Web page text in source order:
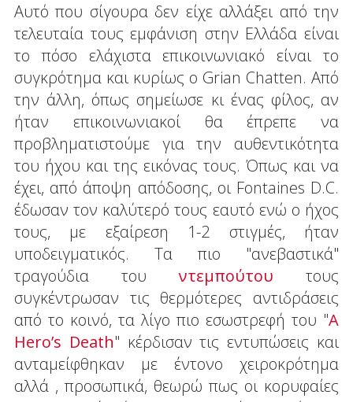
Αυτό που σίγουρα δεν είχε αλλάξει από την
τελευταία τους εμφάνιση στην Ελλάδα είναι
το πόσο ελάχιστα επικοινωνιακό είναι το
συγκρότημα και κυρίως ο Grian Chatten. Από
την άλλη, όπως σημείωσε κι ένας φίλος, αν
ήταν επικοινωνιακοί θα έπρεπε να
προβληματιστούμε για την αυθεντικότητα
του ήχου και της εικόνας τους. Όπως και να
έχει, από άποψη απόδοσης, οι Fontaines D.C.
έδωσαν τον καλύτερό τους εαυτό ενώ ο ήχος
τους, με εξαίρεση 1-2 στιγμές, ήταν
υποδειγματικός. Τα πιο "ανεβαστικά"
τραγούδια τουντεμπούτου τους
συγκέντρωσαν τις θερμότερες αντιδράσεις
από το κοινό, τα λίγο πιο εσωστρεφή του "A
Hero’s Death" κέρδισαν τις εντυπώσεις και
ανταμείφθηκαν με έντονο χειροκρότημα
αλλά , προσωπικά, θεωρώ πως οι κορυφαίες